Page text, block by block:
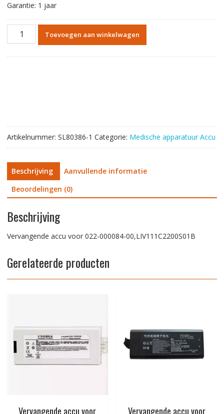
Garantie: 1 jaar
Vervangende
Toevoegen aan winkelwagen
Artikelnummer: SL80386-1 Categorie: Medische apparatuur Accu
Beschrijving
Aanvullende informatie
Beoordelingen (0)
Beschrijving
Vervangende accu voor 022-000084-00,LIV111C2200S01B
Gerelateerde producten
Vervangende accu voor Vervangende accu voor